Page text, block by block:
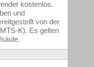
kostenlos.
und
von der
K). Es gelten